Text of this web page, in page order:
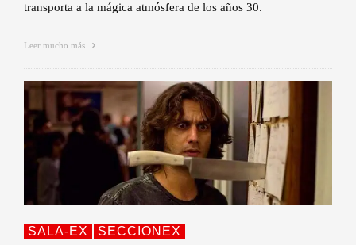
transporta a la mágica atmósfera de los años 30.
Leer mucho más
SALA-EX SECCIONEX